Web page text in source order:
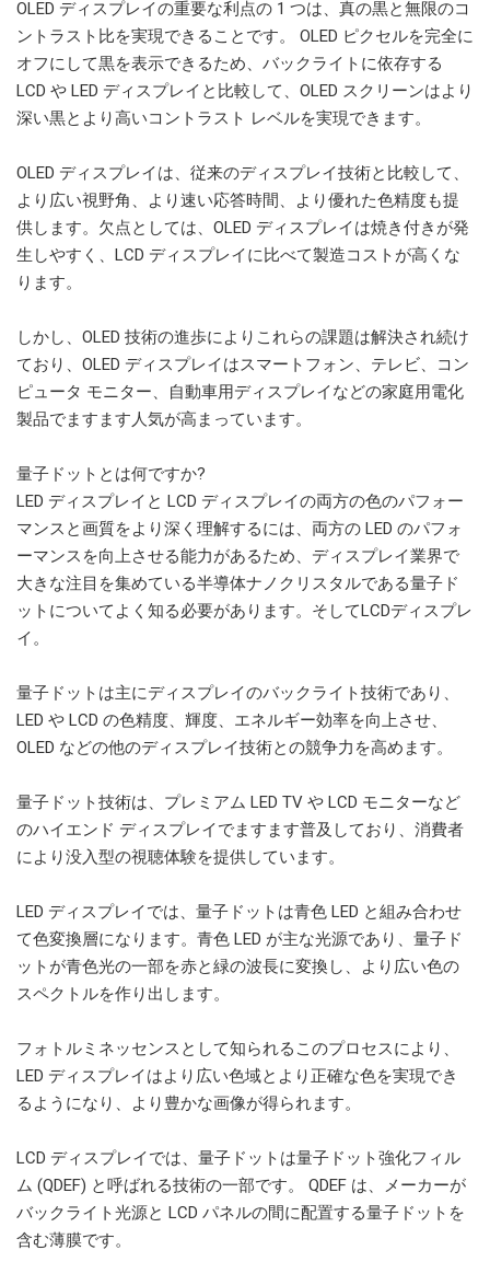
OLED ディスプレイの重要な利点の 1 つは、真の黒と無限のコ
ントラスト比を実現できることです。 OLED ピクセルを完全に
オフにして黒を表示できるため、バックライトに依存する
LCD や LED ディスプレイと比較して、OLED スクリーンはより
深い黒とより高いコントラスト レベルを実現できます。
OLED ディスプレイは、従来のディスプレイ技術と比較して、
より広い視野角、より速い応答時間、より優れた色精度も提
供します。欠点としては、OLED ディスプレイは焼き付きが発
生しやすく、LCD ディスプレイに比べて製造コストが高くな
ります。
しかし、OLED 技術の進歩によりこれらの課題は解決され続け
ており、OLED ディスプレイはスマートフォン、テレビ、コン
ピュータ モニター、自動車用ディスプレイなどの家庭用電化
製品でますます人気が高まっています。
量子ドットとは何ですか?
LED ディスプレイと LCD ディスプレイの両方の色のパフォー
マンスと画質をより深く理解するには、両方の LED のパフォ
ーマンスを向上させる能力があるため、ディスプレイ業界で
大きな注目を集めている半導体ナノクリスタルである量子ド
ットについてよく知る必要があります。そしてLCDディスプレ
イ。
量子ドットは主にディスプレイのバックライト技術であり、
LED や LCD の色精度、輝度、エネルギー効率を向上させ、
OLED などの他のディスプレイ技術との競争力を高めます。
量子ドット技術は、プレミアム LED TV や LCD モニターなど
のハイエンド ディスプレイでますます普及しており、消費者
により没入型の視聴体験を提供しています。
LED ディスプレイでは、量子ドットは青色 LED と組み合わせ
て色変換層になります。青色 LED が主な光源であり、量子ド
ットが青色光の一部を赤と緑の波長に変換し、より広い色の
スペクトルを作り出します。
フォトルミネッセンスとして知られるこのプロセスにより、
LED ディスプレイはより広い色域とより正確な色を実現でき
るようになり、より豊かな画像が得られます。
LCD ディスプレイでは、量子ドットは量子ドット強化フィル
ム (QDEF) と呼ばれる技術の一部です。 QDEF は、メーカーが
バックライト光源と LCD パネルの間に配置する量子ドットを
含む薄膜です。